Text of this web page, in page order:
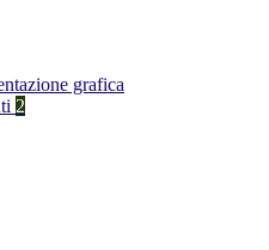
grafica
2